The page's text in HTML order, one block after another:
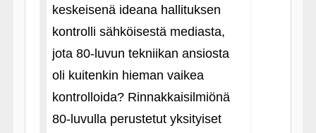
keskeisenä ideana hallituksen
kontrolli sähköisestä mediasta,
jota 80-luvun tekniikan ansiosta
oli kuitenkin hieman vaikea
kontrolloida? Rinnakkaisilmiönä
80-luvulla perustetut yksityiset